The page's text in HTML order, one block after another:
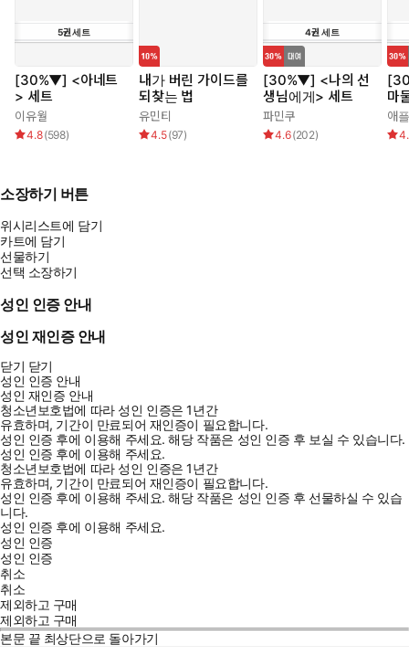
5권세트
[30%▼] <아네트
> 세트
이유월
4.8(598)
내가 버린 가이드를
되찾는 법
유민티
4.5(97)
4권세트
[30%▼] <나의 선
생님에게> 세트
파민쿠
4.6(202)
마
애
소장하기 버튼
위시리스트에 담기
카트에 담기
선물하기
선택 소장하기
성인 인증 안내
성인 재인증 안내
닫기 닫기
성인 인증 안내
성인 재인증 안내
청소년보호법에 따라 성인 인증은 1년간
유효하며, 기간이 만료되어 재인증이 필요합니다.
성인 인증 후에 이용해 주세요.해당 작품은 성인 인증 후 보실 수 있습니다.
성인 인증 후에 이용해 주세요.
청소년보호법에 따라 성인 인증은 1년간
유효하며, 기간이 만료되어 재인증이 필요합니다.
성인 인증 후에 이용해 주세요.해당 작품은 성인 인증 후 선물하실 수 있습
니다.
성인 인증 후에 이용해 주세요.
성인 인증
성인 인증
취소
취소
제외하고 구매
제외하고 구매
본문 끝 최상단으로 돌아가기